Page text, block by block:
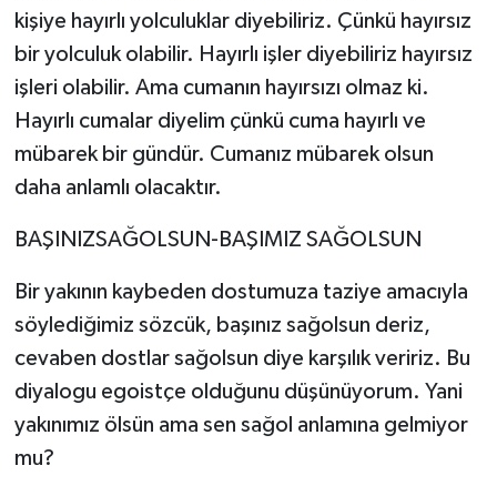
kişiye hayırlı yolculuklar diyebiliriz. Çünkü hayırsız
bir yolculuk olabilir. Hayırlı işler diyebiliriz hayırsız
işleri olabilir. Ama cumanın hayırsızı olmaz ki.
Hayırlı cumalar diyelim çünkü cuma hayırlı ve
mübarek bir gündür. Cumanız mübarek olsun
daha anlamlı olacaktır.
BAŞINIZSAĞOLSUN-BAŞIMIZ SAĞOLSUN
Bir yakının kaybeden dostumuza taziye amacıyla
söylediğimiz sözcük, başınız sağolsun deriz,
cevaben dostlar sağolsun diye karşılık veririz. Bu
diyalogu egoistçe olduğunu düşünüyorum. Yani
yakınımız ölsün ama sen sağol anlamına gelmiyor
mu?